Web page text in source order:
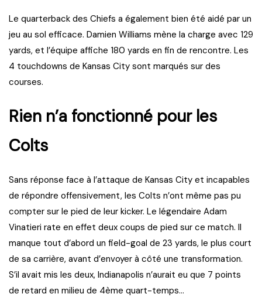
Le quarterback des Chiefs a également bien été aidé par un
jeu au sol efficace. Damien Williams mène la charge avec 129
yards, et l’équipe affiche 180 yards en fin de rencontre. Les
4 touchdowns de Kansas City sont marqués sur des
courses.
Rien n’a fonctionné pour les
Colts
Sans réponse face à l’attaque de Kansas City et incapables
de répondre offensivement, les Colts n’ont même pas pu
compter sur le pied de leur kicker. Le légendaire Adam
Vinatieri rate en effet deux coups de pied sur ce match. Il
manque tout d’abord un field-goal de 23 yards, le plus court
de sa carrière, avant d’envoyer à côté une transformation.
S’il avait mis les deux, Indianapolis n’aurait eu que 7 points
de retard en milieu de 4ème quart-temps…